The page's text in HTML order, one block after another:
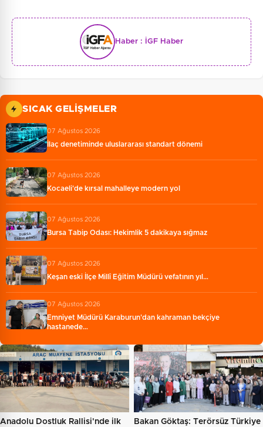
Haber : İGF Haber
SICAK GELIŞMELER
07 Ağustos 2026
İlaç denetiminde uluslararası standart dönemi
07 Ağustos 2026
Kocaeli'de kırsal mahalleye modern yol
07 Ağustos 2026
Bursa Tabip Odası: Hekimlik 5 dakikaya sığmaz
07 Ağustos 2026
Keşan eski İlçe Millî Eğitim Müdürü vefatının yıl…
07 Ağustos 2026
Emniyet Müdürü Karaburun'dan kahraman bekçiye
hastanede…
Anadolu Dostluk Rallisi'nde ilk
Bakan Göktaş: Terörsüz Türkiye